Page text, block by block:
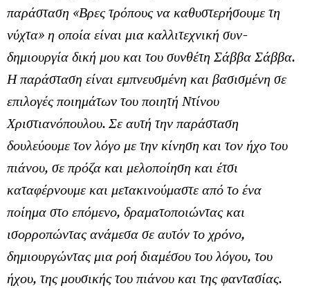
παράσταση «Βρες τρόπους να καθυστερήσουμε τη
νύχτα» η οποία είναι μια καλλιτεχνική συν-
δημιουργία δική μου και του συνθέτη Σάββα Σάββα.
Η παράσταση είναι εμπνευσμένη και βασισμένη σε
επιλογές ποιημάτων του ποιητή Ντίνου
Χριστιανόπουλου. Σε αυτή την παράσταση
δουλεύουμε τον λόγο με την κίνηση και τον ήχο του
πιάνου, σε πρόζα και μελοποίηση και έτσι
καταφέρνουμε και μετακινούμαστε από το ένα
ποίημα στο επόμενο, δραματοποιώντας και
ισορροπώντας ανάμεσα σε αυτόν το χρόνο,
δημιουργώντας μια ροή διαμέσου του λόγου, του
ήχου, της μουσικής του πιάνου και της φαντασίας.